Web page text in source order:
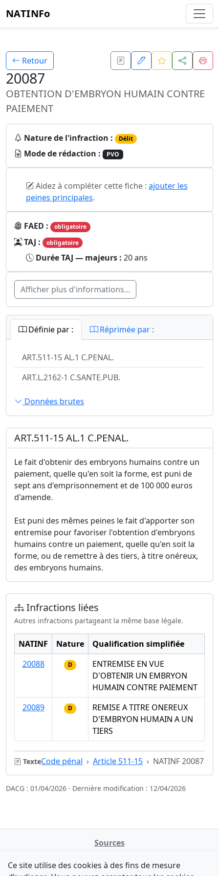
NATINFo
Retour
20087
OBTENTION D'EMBRYON HUMAIN CONTRE
PAIEMENT
Nature de l'infraction : Délit
Mode de rédaction : PVO
Aidez à compléter cette fiche : ajouter les
peines principales.
FAED : obligatoire
TAJ : obligatoire
Durée TAJ — majeurs : 20 ans
Afficher plus d'informations...
Définie par : Réprimée par :
ART.511-15 AL.1 C.PENAL.
ART.L.2162-1 C.SANTE.PUB.
Données brutes
ART.511-15 AL.1 C.PENAL.
Le fait d'obtenir des embryons humains contre un
paiement, quelle qu'en soit la forme, est puni de
sept ans d'emprisonnement et de 100 000 euros
d'amende.
Est puni des mêmes peines le fait d'apporter son
entremise pour favoriser l'obtention d'embryons
humains contre un paiement, quelle qu'en soit la
forme, ou de remettre à des tiers, à titre onéreux,
des embryons humains.
Infractions liées
Autres infractions partageant la même base légale.
NATINF Nature
Qualification simplifiée
20088
D
ENTREMISE EN VUE
D'OBTENIR UN EMBRYON
HUMAIN CONTRE PAIEMENT
20089
D
REMISE A TITRE ONEREUX
D'EMBRYON HUMAIN A UN
TIERS
TexteCode pénal Article 511-15 NATINF 20087
DACG : 01/04/2026 · Dernière modification : 12/04/2026
Sources
data.gouv.fr
Ce site utilise des cookies à des fins de mesure